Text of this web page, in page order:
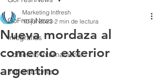
GoFreshNews
Infografias
Comercio Internacional
Importaciones
Nueva mordaza al
comercio exterior
argentino
Marketing Intfresh
10 jul 2023 2 min de lectura